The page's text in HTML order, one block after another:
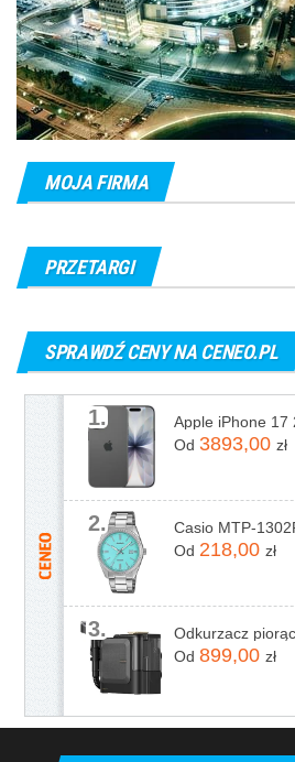
MOJA FIRMA
PRZETARGI
SPRAWDŹ CENY NA CENEO.PL
1.
Od 3893,00 zł
2.
Od 218,00 zł
3.
Od 899,00 zł